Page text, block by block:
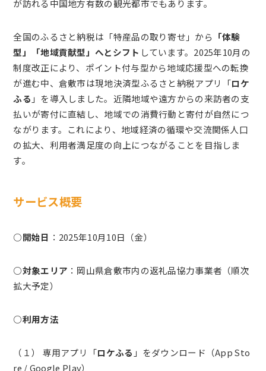
が訪れる中国地方有数の観光都市でもあります。
全国のふるさと納税は「特産品の取り寄せ」から 「体験
型」「地域貢献型」へとシフト しています。2025年10月の
制度改正により、ポイント付与型から地域応援型への転換
が進む中、倉敷市は現地決済型ふるさと納税アプリ「ロケ
ふる 」を導入しました。近隣地域や遠方からの来訪者の支
払いが寄付に直結し、地域での消費行動と寄付が自然につ
ながります。これにより、地域経済の循環や交流関係人口
の拡大、利用者満足度の向上につながることを目指しま
す。
サービス概要
○開始日 ：2025年10月10日（金）
○対象エリア ：岡山県倉敷市内の返礼品協力事業者（順次
拡大予定）
○利用方法
（１） 専用アプリ「ロケふる 」をダウンロード（App Sto
re / Google Play）